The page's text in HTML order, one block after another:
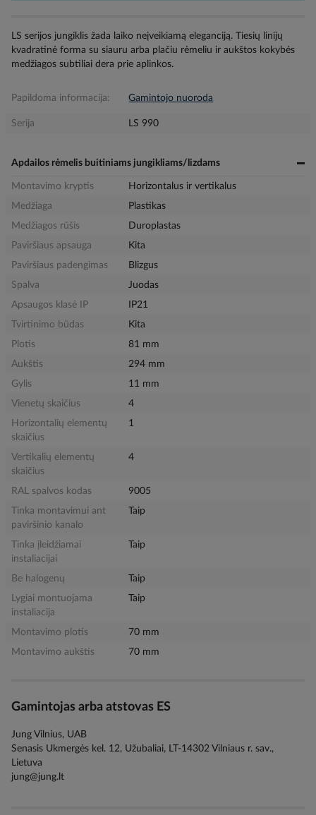
LS serijos jungiklis žada laiko neįveikiamą eleganciją. Tiesių linijų
kvadratinė forma su siauru arba plačiu rėmeliu ir aukštos kokybės
medžiagos subtiliai dera prie aplinkos.
Papildoma informacija: Gamintojo nuoroda
Serija LS 990
Apdailos rėmelis buitiniams jungikliams/lizdams
Montavimo kryptis
Horizontalus ir vertikalus
Medžiaga
Plastikas
Medžiagos rūšis
Duroplastas
Paviršiaus apsauga
Kita
Paviršiaus padengimas
Blizgus
Spalva
Juodas
Apsaugos klasė IP
IP21
Tvirtinimo būdas
Kita
Plotis
81 mm
Aukštis
294 mm
Gylis
11 mm
Vienetų skaičius
4
Horizontalių elementų
skaičius
1
Vertikalių elementų
skaičius
4
RAL spalvos kodas
9005
Tinka montavimui ant
paviršinio kanalo
Taip
Tinka įleidžiamai
instaliacijai
Taip
Be halogenų
Taip
Lygiai montuojama
instaliacija
Taip
Montavimo plotis
70 mm
Montavimo aukštis
70 mm
Gamintojas arba atstovas ES
Jung Vilnius, UAB
Senasis Ukmergės kel. 12, Užubaliai, LT-14302 Vilniaus r. sav.,
Lietuva
jung@jung.lt